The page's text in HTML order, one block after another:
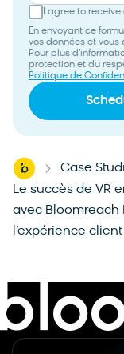
I agree to
En envoyant ce
vos données et
Pour plus
protection et du
Politique de
Home Case
Le succès de VR
avec Bloomreach
l’expérience client